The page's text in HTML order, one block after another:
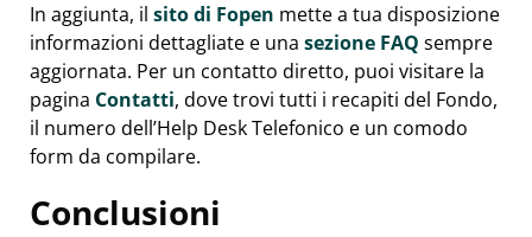
In aggiunta, il sito di Fopen mette a tua disposizione
informazioni dettagliate e una sezione FAQ sempre
aggiornata. Per un contatto diretto, puoi visitare la
pagina Contatti, dove trovi tutti i recapiti del Fondo,
il numero dell’Help Desk Telefonico e un comodo
form da compilare.
Conclusioni